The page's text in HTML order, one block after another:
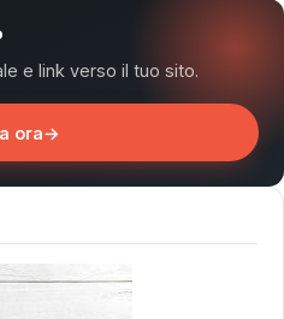
e link verso il tuo sito.
ora→